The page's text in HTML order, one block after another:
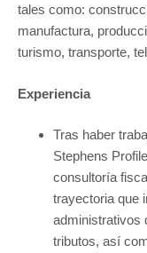
tales como:
manufactura,
turismo, transporte,
Experiencia
Tras haber
Stephens
consultoría
trayectoria que
administrativos
tributos, así